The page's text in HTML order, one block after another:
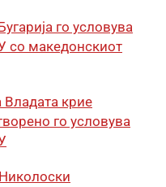
го условува
со македонскиот
крие
го условува